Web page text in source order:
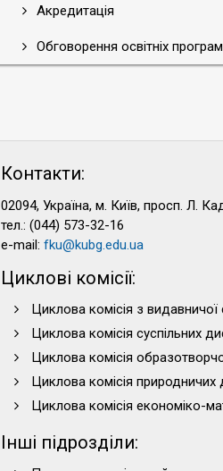
Акредитація
Обговорення освітніх програм
Контакти:
02094, Україна, м. Київ, просп. Л.
тел.: (044) 573-32-16
e-mail: fku@kubg.edu.ua
Циклові комісії:
Циклова комісія з видавничої
Циклова комісія суспільних
Циклова комісія
Циклова комісія природничих
Циклова комісія економіко-
Інші підрозділи: